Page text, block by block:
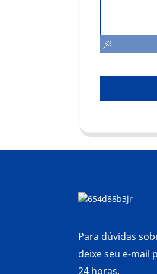
Para dúvidas
deixe seu e-mail
24 horas.